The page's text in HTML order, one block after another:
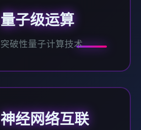
量子级运算
突破性量子计算技术
神经网络互联